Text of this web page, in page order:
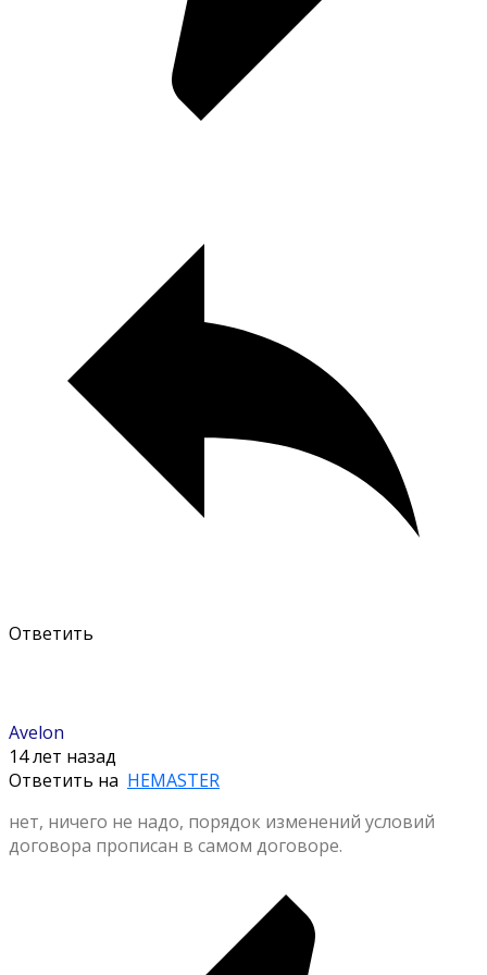
Ответить
Avelon
14 лет назад
Ответить на HEMASTER
нет, ничего не надо, порядок изменений условий
договора прописан в самом договоре.